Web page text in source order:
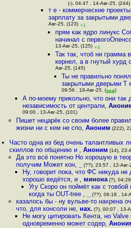
(-), 04:47 , 14-Авг-25, (244)
т е - коммерческие
зарплату за закрытыми
Авг-25, (123) +1
прям как ядро линукс
начинал с
13-Авг-25, (125) +3
Так так, чтоб ни грамма
кернел, а в гнутый хурд
Авг-25, (145)
Ты не правильно
закрытыми дверьми Т
09:56 , 19-Авг-25, (368)
А по-моему прикольно, что они
независимость от централи,
09:00 , 13-Авг-25, (101)
Пишет нецарёк со своим более
жизни ни с кем не спо, Аноним (222),
Часто одна из бед очень талантливых
скиллов по общению и ,Аноним (14),
Да это всё понятно Но хорошую в
получим Может кон, (??), 23:57 , 12-Авг-
Ну, говорит пока, что ФС никуда не
хорошо ведётся, и , минона(?), 04:29
Угу Скоро он поймёт как с товбой
когда ты OUT-tree , (??), 06:18 , 14-
казалось бы - ну вульве-то нахрена
что, для консоли не, нах. (?), 00:07 , 13-
Не могу цитировать Кента, но
одновременно может содер,